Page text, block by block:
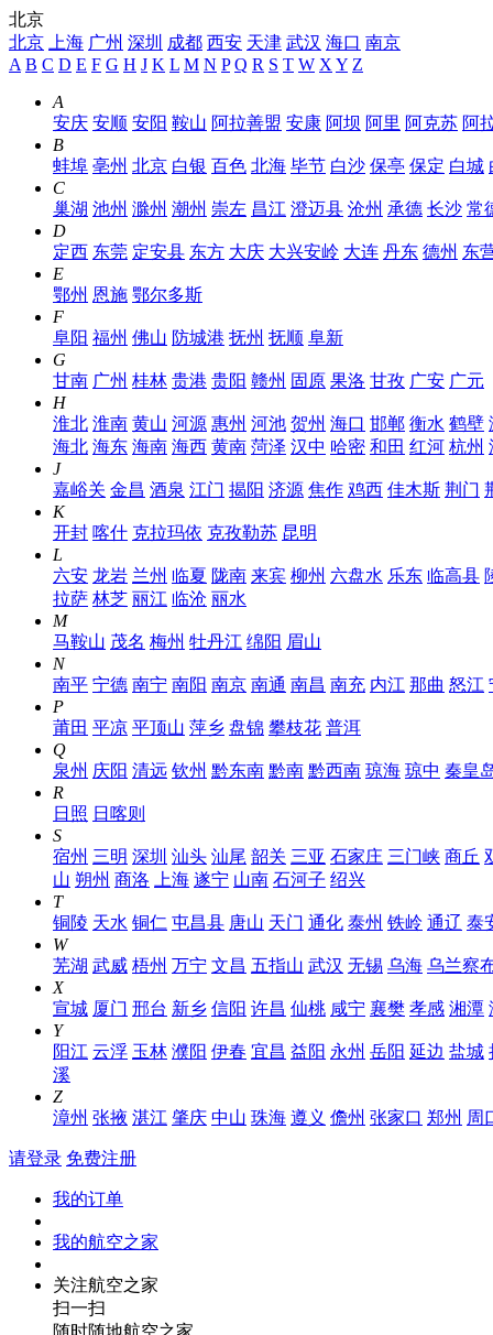
北京
北京
上海 广州 深圳 成都 西安 天津 武汉 海口 南京
A B C D E F G H J K L M N P Q R S T W X Y Z
A
安庆 安顺 安阳 鞍山 阿拉善盟 安康 阿坝 阿里 阿克苏 阿
B
蚌埠 亳州 北京 白银 百色 北海 毕节 白沙 保亭 保定 白城
C
巢湖 池州 滁州 潮州 崇左 昌江 澄迈县 沧州 承德 长沙 常
D
定西 东莞 定安县 东方 大庆 大兴安岭 大连 丹东 德州 东
E
鄂州 恩施 鄂尔多斯
F
阜阳 福州 佛山 防城港 抚州 抚顺 阜新
G
甘南 广州 桂林 贵港 贵阳 赣州 固原 果洛 甘孜 广安 广元
H
淮北 淮南 黄山 河源 惠州 河池 贺州 海口 邯郸 衡水 鹤壁
海北 海东 海南 海西 黄南 菏泽 汉中 哈密 和田 红河 杭州
J
嘉峪关 金昌 酒泉 江门 揭阳 济源 焦作 鸡西 佳木斯 荆门
K
开封 喀什 克拉玛依 克孜勒苏 昆明
L
六安 龙岩 兰州 临夏 陇南 来宾 柳州 六盘水 乐东 临高县
拉萨 林芝 丽江 临沧 丽水
M
马鞍山 茂名 梅州 牡丹江 绵阳 眉山
N
南平 宁德 南宁 南阳 南京 南通 南昌 南充 内江 那曲 怒江
P
莆田 平凉 平顶山 萍乡 盘锦 攀枝花 普洱
Q
泉州 庆阳 清远 钦州 黔东南 黔南 黔西南 琼海 琼中 秦皇
R
日照 日喀则
S
宿州 三明 深圳 汕头 汕尾 韶关 三亚 石家庄 三门峡 商丘
山 朔州 商洛 上海 遂宁 山南 石河子 绍兴
T
铜陵 天水 铜仁 屯昌县 唐山 天门 通化 泰州 铁岭 通辽 泰
W
芜湖 武威 梧州 万宁 文昌 五指山 武汉 无锡 乌海 乌兰察
X
宣城 厦门 邢台 新乡 信阳 许昌 仙桃 咸宁 襄樊 孝感 湘潭
Y
阳江 云浮 玉林 濮阳 伊春 宜昌 益阳 永州 岳阳 延边 盐城
溪
Z
漳州 张掖 湛江 肇庆 中山 珠海 遵义 儋州 张家口 郑州 周
请登录 免费注册
我的订单
我的航空之家
关注航空之家
扫一扫
随时随地航空之家